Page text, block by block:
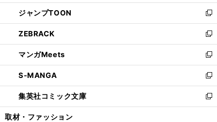
開
く
ウ
で
開
く
ン
ド
ウ
で
開
く
ウ
ィ
ン
ド
ウ
で
開
く
し
い
ウ
ィ
ン
ド
ウ
で
開
く
ジャンプTOON
新
し
い
ウ
ィ
ン
ド
ウ
で
開
ZEBRACK
新
し
い
ウ
ィ
ン
ド
ウ
マンガMeets
新
し
い
ウ
ィ
ン
S-MANGA
新
し
い
ウ
集英社コミック文庫
新
し
取材・ファッション